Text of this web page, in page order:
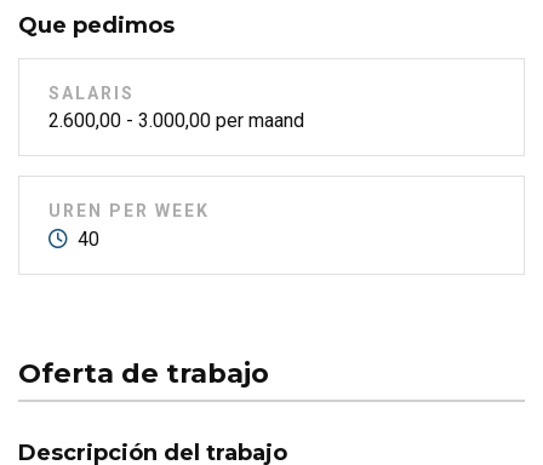
Que pedimos
SALARIS
2.600,00 - 3.000,00 per maand
UREN PER WEEK
40
Oferta de trabajo
Descripción del trabajo